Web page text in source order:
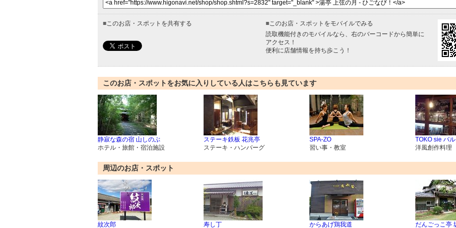
■このお店・スポットを共有する ■このお店・スポットをモバイルでみる
読取機能付きのモバイルなら、右のバーコードから簡単に
アクセス！
便利に店舗情報を持ち歩こう！
このお店・スポットをお気に入りしている人はこちらも見ています
静寂な森の宿 山しのぶ
ホテル・旅館・宿泊施設
ステーキ鉄板 花兆亭
ステーキ・ハンバーグ
SPA-ZO
習い事・教室
TOKO sie バル
洋風創作料理
周辺のお店・スポット
紋次郎 寿し丁 からあげ鶏我道 だんごっこ亭